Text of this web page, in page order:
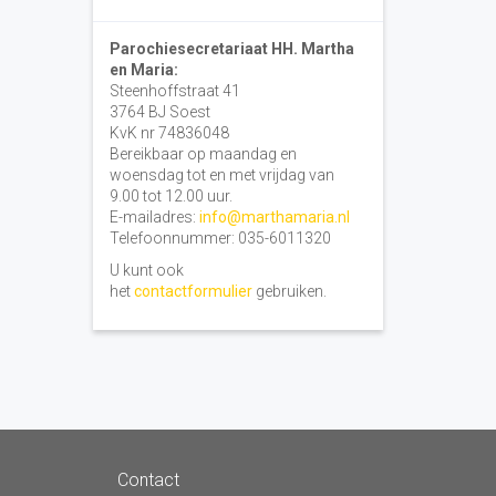
Parochiesecretariaat HH. Martha
en Maria:
Steenhoffstraat 41
3764 BJ Soest
KvK nr 74836048
Bereikbaar op maandag en
woensdag tot en met vrijdag van
9.00 tot 12.00 uur.
E-mailadres: info@marthamaria.nl
Telefoonnummer: 035-6011320
U kunt ook
hetcontactformuliergebruiken.
Contact